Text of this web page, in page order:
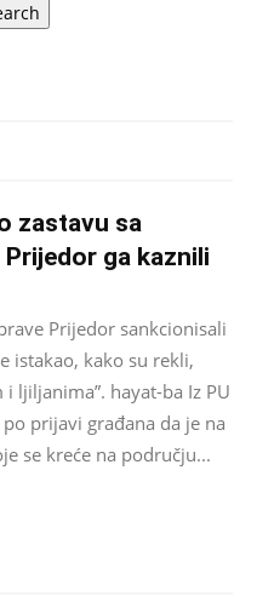
zastavu sa
ga kaznili
Prijedor sankcionisali
istakao, kako su rekli,
ljiljanima”. hayat-ba Iz PU
prijavi građana da je na
se kreće na području...